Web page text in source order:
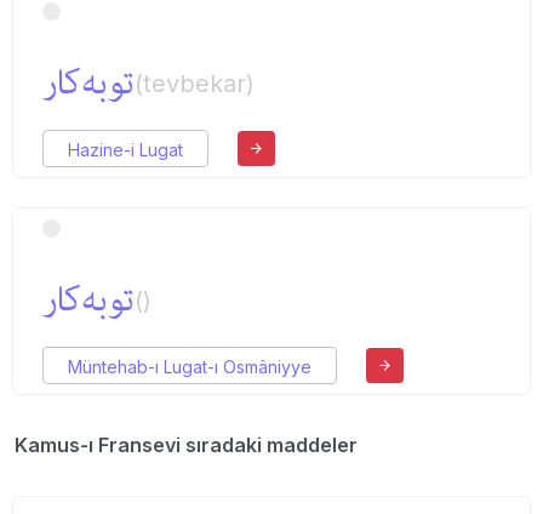
توبه‌كار(tevbekar)
Hazine-i Lugat
توبه‌كار()
Müntehab-ı Lugat-ı Osmâniyye
Kamus-ı Fransevi sıradaki maddeler